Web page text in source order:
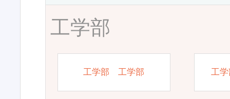
工学部
工学部 工学部 工